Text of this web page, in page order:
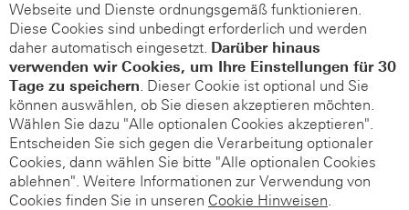
Webseite und Dienste ordnungsgemäß funktionieren.
Diese Cookies sind unbedingt erforderlich und werden
daher automatisch eingesetzt. Darüber hinaus
verwenden wir Cookies, um Ihre Einstellungen für 30
Tage zu speichern. Dieser Cookie ist optional und Sie
können auswählen, ob Sie diesen akzeptieren möchten.
Wählen Sie dazu "Alle optionalen Cookies akzeptieren".
Entscheiden Sie sich gegen die Verarbeitung optionaler
Cookies, dann wählen Sie bitte "Alle optionalen Cookies
ablehnen". Weitere Informationen zur Verwendung von
Cookies finden Sie in unseren Cookie Hinweisen.